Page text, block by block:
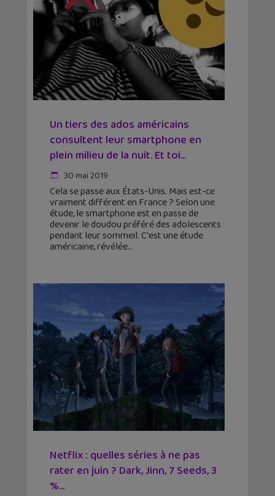
Un tiers des ados américains
consultent leur smartphone en
plein milieu de la nuit. Et toi...
30 mai 2019
Cela se passe aux États-Unis. Mais est-ce
vraiment différent en France ? Selon une
étude, le smartphone est en passe de
devenir le doudou préféré des adolescents
pendant leur sommeil. C'est une étude
américaine, révélée
Netflix : quelles séries à ne pas
rater en juin ? Dark, Jinn, 7 Seeds, 3
%…